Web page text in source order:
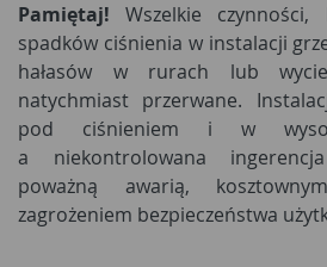
Pamiętaj! Wszelkie
spadków ciśnienia w instalacji
hałasów w rurach lub
natychmiast przerwane.
pod ciśnieniem i w
a niekontrolowana
poważną awarią,
zagrożeniem bezpieczeństwa